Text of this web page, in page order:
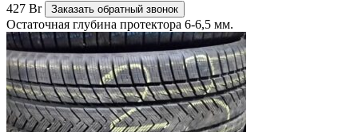
427 Br Заказать обратный звонок
Остаточная глубина протектора 6-6,5 мм.